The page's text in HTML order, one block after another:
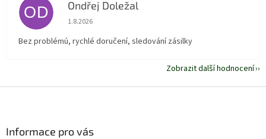
OD Ondřej Doležal
Hodnocení obchodu je 5 z 5 hvězdiček.
1.8.2026
Bez problémú, rychlé doručení, sledování zásilky
Zobrazit další hodnocení
Informace pro vás